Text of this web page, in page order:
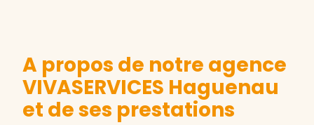
A propos de notre agence
VIVASERVICES Haguenau
et de ses prestations